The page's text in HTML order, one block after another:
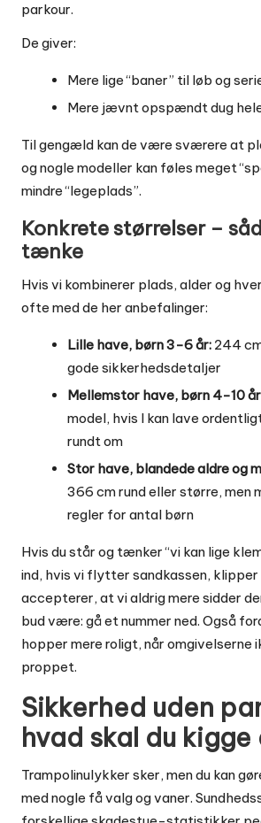
parkour.
De giver:
Mere lige “baner” til løb og
Mere jævnt opspændt dug
Til gengæld kan de være sværere at
og nogle modeller kan føles meget
mindre “legeplads”.
Konkrete størrelser –
tænke
Hvis vi kombinerer plads, alder og
ofte med de her anbefalinger:
Lille have, børn 3-6 år: 244
gode sikkerhedsdetaljer
Mellemstor have, børn 4-10
model, hvis I kan lave
rundt om
Stor have, blandede aldre og
366 cm rund eller større, men
regler for antal børn
Hvis du står og tænker “vi kan lige
ind, hvis vi flytter sandkassen,
accepterer, at vi aldrig mere sidder
bud være: gå et nummer ned. Også
hopper mere roligt, når omgivelserne
proppet.
Sikkerhed uden
hvad skal du
Trampolinulykker sker, men du kan
med nogle få valg og vaner.